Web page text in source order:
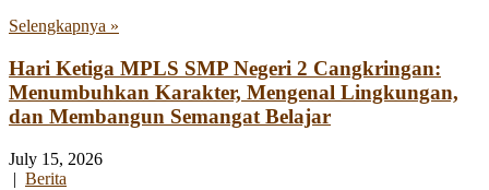
Selengkapnya »
Hari Ketiga MPLS SMP Negeri 2 Cangkringan:
Menumbuhkan Karakter, Mengenal Lingkungan,
dan Membangun Semangat Belajar
July 15, 2026
| Berita